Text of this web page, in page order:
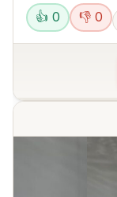
👍 0 👎 0